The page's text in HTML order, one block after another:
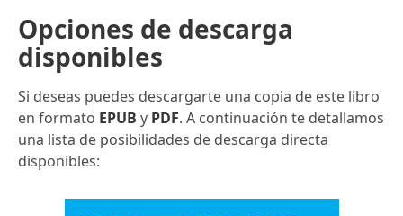
Opciones de descarga
disponibles
Si deseas puedes descargarte una copia de este libro
en formato EPUB y PDF. A continuación te detallamos
una lista de posibilidades de descarga directa
disponibles: